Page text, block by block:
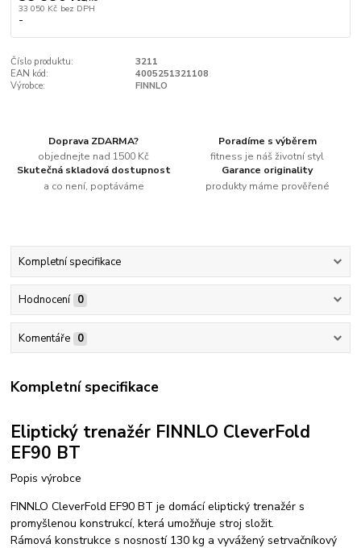
33 050 Kč bez DPH
-
Číslo produktu:
3211
EAN kód:
4005251321108
Výrobce:
FINNLO
Doprava ZDARMA?
objednejte nad 1500 Kč
Poradíme s výběrem
fitness je náš životní styl
Skutečná skladová dostupnost
a co není, poptáváme
Garance originality
produkty máme prověřené
Kompletní specifikace
Hodnocení 0
Komentáře 0
Kompletní specifikace
Eliptický trenažér FINNLO CleverFold
EF90 BT
Popis výrobce
FINNLO CleverFold EF90 BT je domácí eliptický trenažér s
promyšlenou konstrukcí, která umožňuje stroj složit.
Rámová konstrukce s nosností 130 kg a vyvážený setrvačníkový